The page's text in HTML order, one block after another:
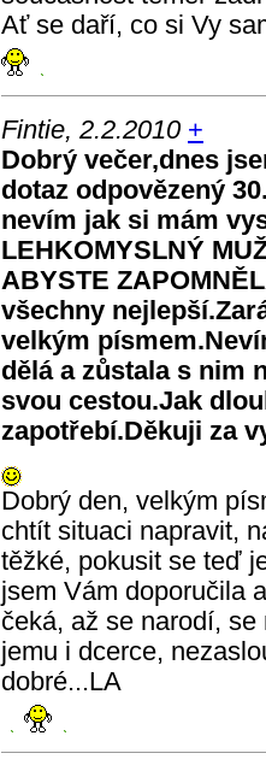
Ať se daří, co si Vy
Fintie, 2.2.2010 +
Dobrý večer,dnes
dotaz odpovězený
nevím jak si mám
LEHKOMYSLNÝ
ABYSTE
všechny
velkým
dělá a zůstala s nim
svou cestou.Jak
zapotřebí.Děkuji za
Dobrý den, velkým
chtít situaci napravit,
těžké, pokusit se teď
jsem Vám doporučila
čeká, až se narodí,
jemu i dcerce,
dobré...LA